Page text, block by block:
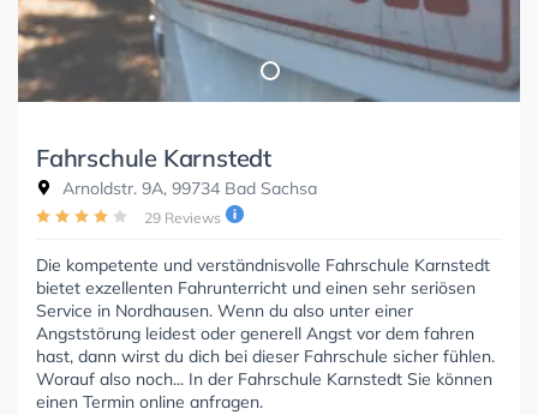
Fahrschule Karnstedt
Arnoldstr. 9A, 99734 Bad Sachsa
29 Reviews
Die kompetente und verständnisvolle Fahrschule Karnstedt
bietet exzellenten Fahrunterricht und einen sehr seriösen
Service in Nordhausen. Wenn du also unter einer
Angststörung leidest oder generell Angst vor dem fahren
hast, dann wirst du dich bei dieser Fahrschule sicher fühlen.
Worauf also noch... In der Fahrschule Karnstedt Sie können
einen Termin online anfragen.